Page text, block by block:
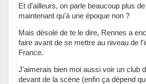
Et d'ailleurs, on parle beaucoup plus
maintenant qu'à une époque non ?
Mais désolé de te le dire, Rennes a
faire avant de se mettre au niveau de
France.
J'aimerais bien moi aussi voir un club
devant de la scène (enfin ça dépend